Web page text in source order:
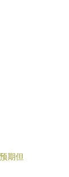
期但